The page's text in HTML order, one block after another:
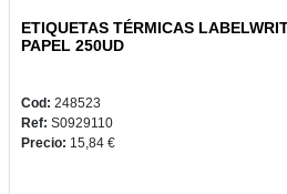
ETIQUETAS TÉRMICAS
PAPEL 250UD
Cod: 248523
Ref: S0929110
Precio: 15,84 €